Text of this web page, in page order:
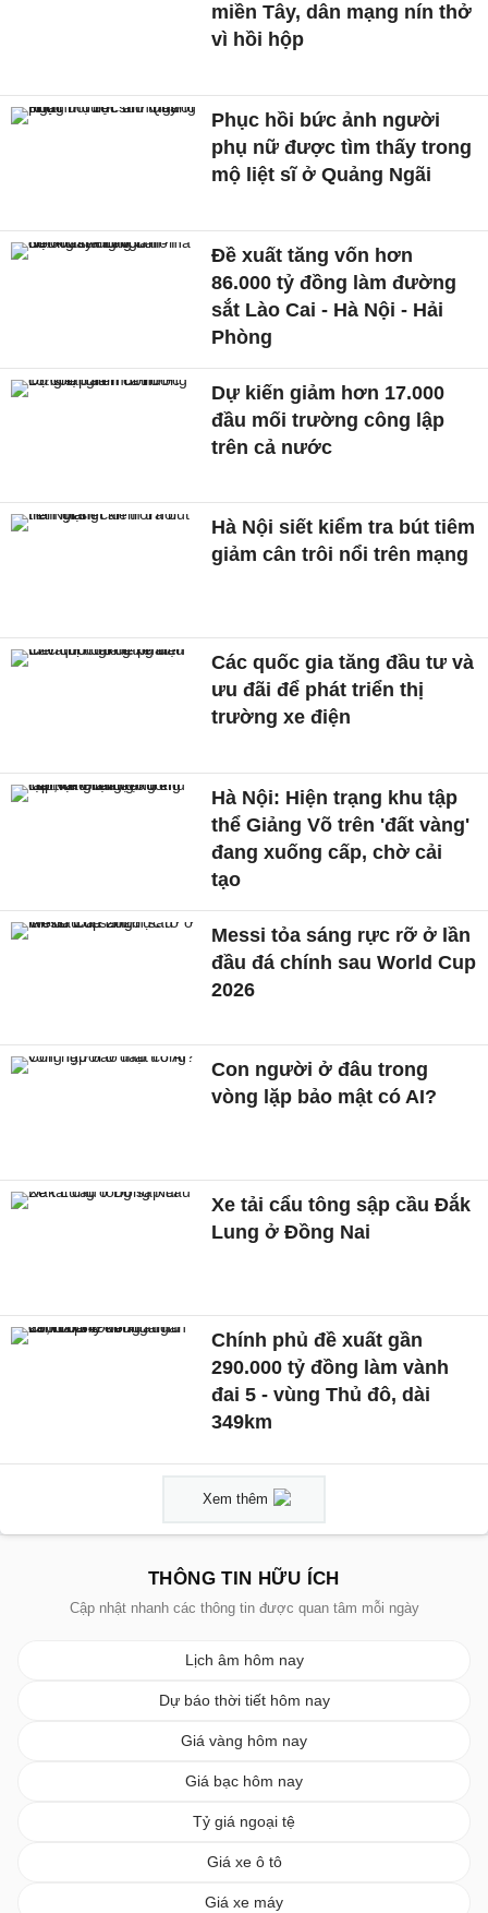
miền Tây, dân mạng nín thở
vì hồi hộp
Phục hồi bức ảnh người
phụ nữ được tìm thấy trong
mộ liệt sĩ ở Quảng Ngãi
Đề xuất tăng vốn hơn
86.000 tỷ đồng làm đường
sắt Lào Cai - Hà Nội - Hải
Phòng
Dự kiến giảm hơn 17.000
đầu mối trường công lập
trên cả nước
Hà Nội siết kiểm tra bút tiêm
giảm cân trôi nổi trên mạng
Các quốc gia tăng đầu tư và
ưu đãi để phát triển thị
trường xe điện
Hà Nội: Hiện trạng khu tập
thể Giảng Võ trên 'đất vàng'
đang xuống cấp, chờ cải
tạo
Messi tỏa sáng rực rỡ ở lần
đầu đá chính sau World Cup
2026
Con người ở đâu trong
vòng lặp bảo mật có AI?
Xe tải cẩu tông sập cầu Đắk
Lung ở Đồng Nai
Chính phủ đề xuất gần
290.000 tỷ đồng làm vành
đai 5 - vùng Thủ đô, dài
349km
Xem thêm
THÔNG TIN HỮU ÍCH
Cập nhật nhanh các thông tin được quan tâm mỗi ngày
Lịch âm hôm nay
Dự báo thời tiết hôm nay
Giá vàng hôm nay
Giá bạc hôm nay
Tỷ giá ngoại tệ
Giá xe ô tô
Giá xe máy